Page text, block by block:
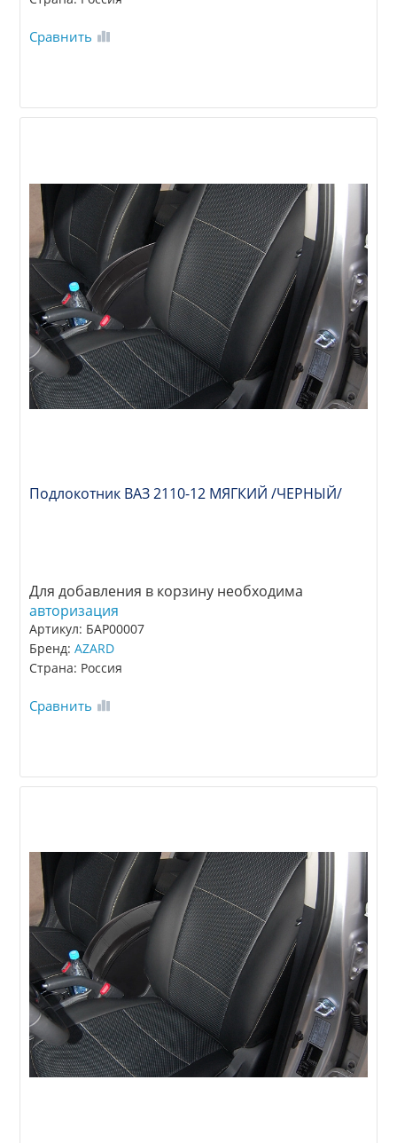
Сравнить
Подлокотник ВАЗ 2110-12 МЯГКИЙ /ЧЕРНЫЙ/
Для добавления в корзину необходима
авторизация
Артикул: БАР00007
Бренд:AZARD
Страна: Россия
Сравнить